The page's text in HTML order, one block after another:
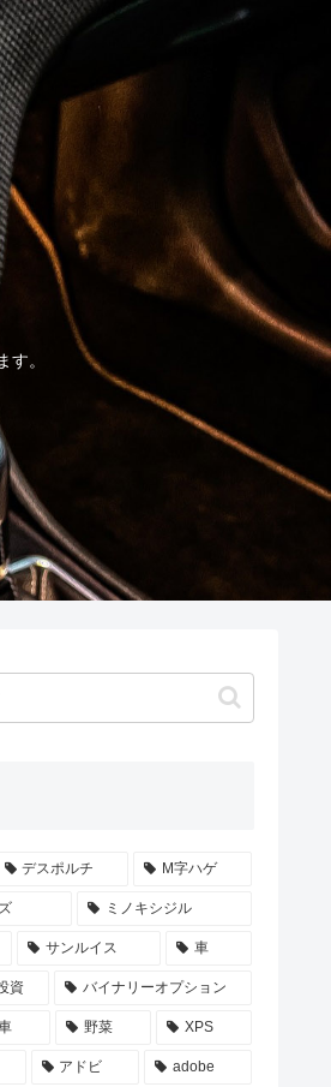
。
デスポルチ M字ハゲ
ミノキシジル
サンルイス 車
資 バイナリーオプション
野菜 XPS
アドビ adobe